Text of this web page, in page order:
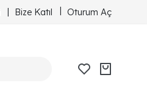
Bize Katıl Oturum Aç